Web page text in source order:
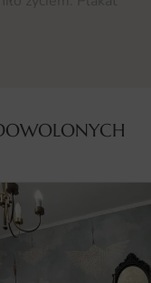
gdzie doda
Może być
oraz w
Jego
świetnie nadaje
gdzie może
osoby